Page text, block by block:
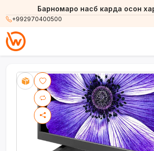
+992970400500
Барномаро насб карда осон